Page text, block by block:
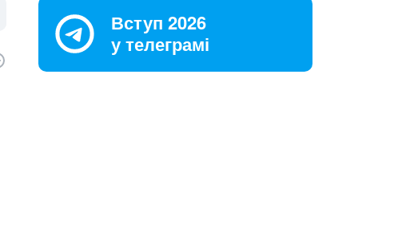
Вступ 2026
у телеграмі